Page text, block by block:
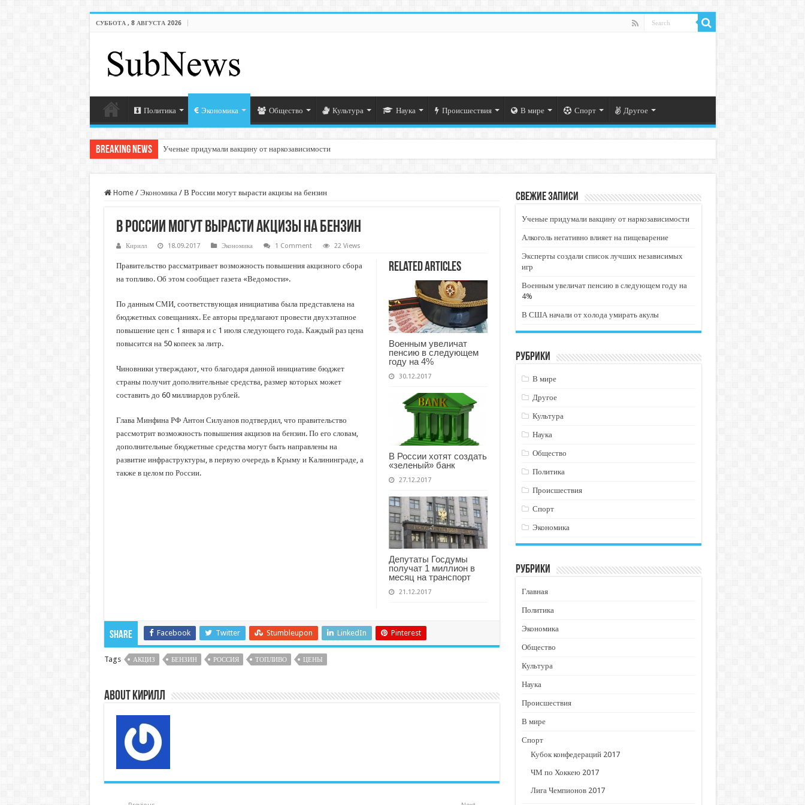
СУББОТА , 8 АВГУСТА 2026
Политика Экономика Общество Культура Наука Происшествия В мире Спорт Другое
Breaking News Ученые придумали вакцину от наркозависимости
Home / Экономика / В России могут вырасти акцизы на бензин
В России могут вырасти акцизы на бензин
Кирилл 18.09.2017 Экономика 1 Comment 22 Views
Related Articles
Военным увеличат
пенсию в следующем
году на 4%
30.12.2017
В России хотят создать
«зеленый» банк
27.12.2017
Депутаты Госдумы
получат 1 миллион в
месяц на транспорт
21.12.2017
Правительство рассматривает возможность повышения акцизного сбора
на топливо. Об этом сообщает газета «Ведомости».
По данным СМИ, соответствующая инициатива была представлена на
бюджетных совещаниях. Ее авторы предлагают провести двухэтапное
повышение цен с 1 января и с 1 июля следующего года. Каждый раз цена
повысится на 50 копеек за литр.
Чиновники утверждают, что благодаря данной инициативе бюджет
страны получит дополнительные средства, размер которых может
составить до 60 миллиардов рублей.
Глава Минфина РФ Антон Силуанов подтвердил, что правительство
рассмотрит возможность повышения акцизов на бензин. По его словам,
дополнительные бюджетные средства могут быть направлены на
развитие инфраструктуры, в первую очередь в Крыму и Калининграде, а
также в целом по России.
Share Facebook Twitter Stumbleupon LinkedIn Pinterest
Tags АКЦИЗ БЕНЗИН РОССИЯ ТОПЛИВО ЦЕНЫ
About Кирилл
Свежие записи
Ученые придумали вакцину от наркозависимости
Алкоголь негативно влияет на пищеварение
Эксперты создали список лучших независимых
игр
Военным увеличат пенсию в следующем году на
4%
В США начали от холода умирать акулы
Рубрики
В мире
Другое
Культура
Наука
Общество
Политика
Происшествия
Спорт
Экономика
Рубрики
Главная
Политика
Экономика
Общество
Культура
Наука
Происшествия
В мире
Спорт
Кубок конфедераций 2017
ЧМ по Хоккею 2017
Лига Чемпионов 2017